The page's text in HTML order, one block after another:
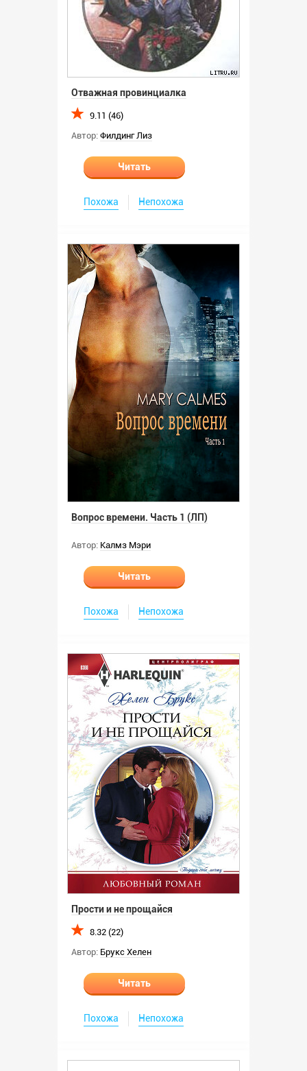
Отважная провинциалка
9.11 (46)
Автор: Филдинг Лиз
Читать
Похожа Непохожа
Вопрос времени. Часть 1 (ЛП)
Автор: Калмз Мэри
Читать
Похожа Непохожа
Прости и не прощайся
8.32 (22)
Автор: Брукс Хелен
Читать
Похожа Непохожа